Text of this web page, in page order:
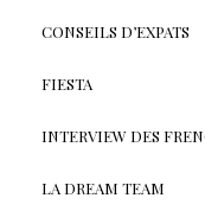
CONSEILS D’EXPATS
FIESTA
INTERVIEW DES
LA DREAM TEAM